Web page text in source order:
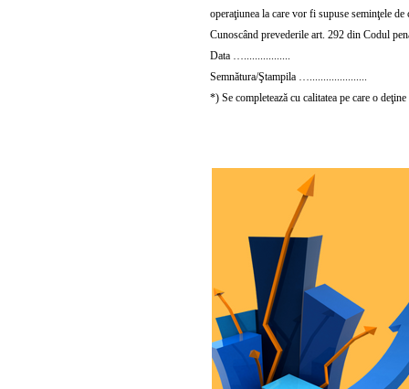
operaţiunea la care vor fi supuse seminţele
Cunoscând prevederile art. 292 din Codul
Data ….................
Semnătura/Ştampila ….....................
*) Se completează cu calitatea pe care o